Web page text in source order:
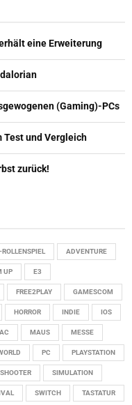
eine Erweiterung
(Gaming)-PCs
Test und Vergleich
zurück!
ADVENTURE
UP E3
FREE2PLAY GAMESCOM
HORROR INDIE IOS
MAUS MESSE
PC PLAYSTATION
SHOOTER SIMULATION
SWITCH TASTATUR